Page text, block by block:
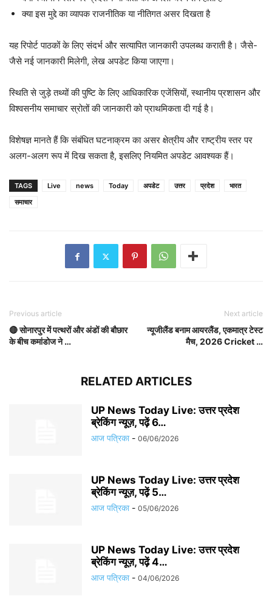
क्या इस मुद्दे का व्यापक राजनीतिक या नीतिगत असर दिखता है
यह रिपोर्ट पाठकों के लिए संदर्भ और सत्यापित जानकारी उपलब्ध कराती है। जैसे-
जैसे नई जानकारी मिलेगी, लेख अपडेट किया जाएगा।
स्थिति से जुड़े तथ्यों की पुष्टि के लिए आधिकारिक एजेंसियों, स्थानीय प्रशासन और
विश्वसनीय समाचार स्रोतों की जानकारी को प्राथमिकता दी गई है।
विशेषज्ञ मानते हैं कि संबंधित घटनाक्रम का असर क्षेत्रीय और राष्ट्रीय स्तर पर
अलग-अलग रूप में दिख सकता है, इसलिए नियमित अपडेट आवश्यक हैं।
TAGS Live news Today अपडेट उत्तर प्रदेश
भारत
समाचार
Previous article
🔴 सोनारपुर में पत्थरों और अंडों की बौछार
के बीच कमांडोज ने …
Next article
न्यूजीलैंड बनाम आयरलैंड, एकमात्र टेस्ट
मैच, 2026 Cricket …
RELATED ARTICLES
UP News Today Live: उत्तर प्रदेश
ब्रेकिंग न्यूज़, पढ़ें 6…
आज पत्रिका - 06/06/2026
UP News Today Live: उत्तर प्रदेश
ब्रेकिंग न्यूज़, पढ़ें 5…
आज पत्रिका - 05/06/2026
UP News Today Live: उत्तर प्रदेश
ब्रेकिंग न्यूज़, पढ़ें 4…
आज पत्रिका - 04/06/2026